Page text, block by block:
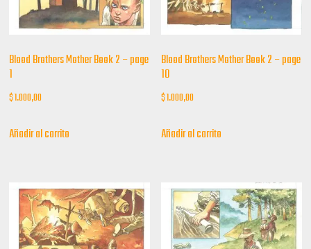
Blood Brothers Mother Book 2 – page
1
$1.000,00
Añadir al carrito
Blood Brothers Mother Book 2 – page
10
$1.000,00
Añadir al carrito